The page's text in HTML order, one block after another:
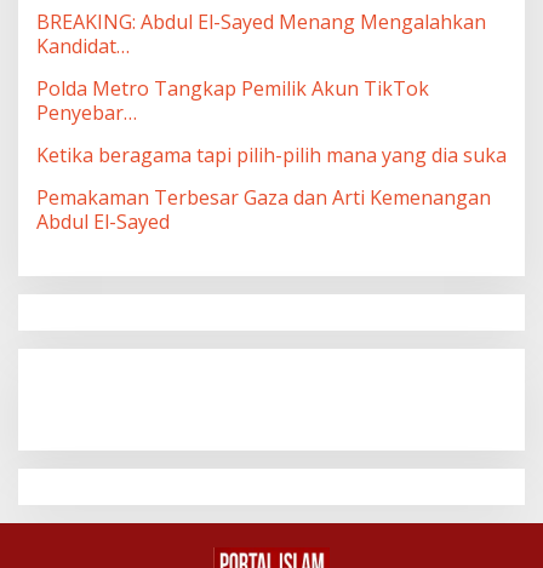
BREAKING: Abdul El-Sayed Menang Mengalahkan
Kandidat…
Polda Metro Tangkap Pemilik Akun TikTok
Penyebar…
Ketika beragama tapi pilih-pilih mana yang dia suka
Pemakaman Terbesar Gaza dan Arti Kemenangan
Abdul El-Sayed